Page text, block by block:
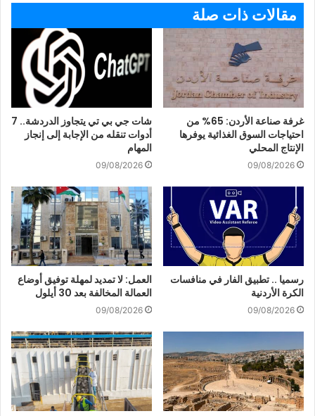
مقالات ذات صلة
غرفة صناعة الأردن: 65% من
احتياجات السوق الغذائية يوفرها
الإنتاج المحلي
09/08/2026
شات جي بي تي يتجاوز الدردشة.. 7
أدوات تنقله من الإجابة إلى إنجاز
المهام
09/08/2026
رسميا .. تطبيق الفار في منافسات
الكرة الأردنية
09/08/2026
العمل: لا تمديد لمهلة توفيق أوضاع
العمالة المخالفة بعد 30 أيلول
09/08/2026